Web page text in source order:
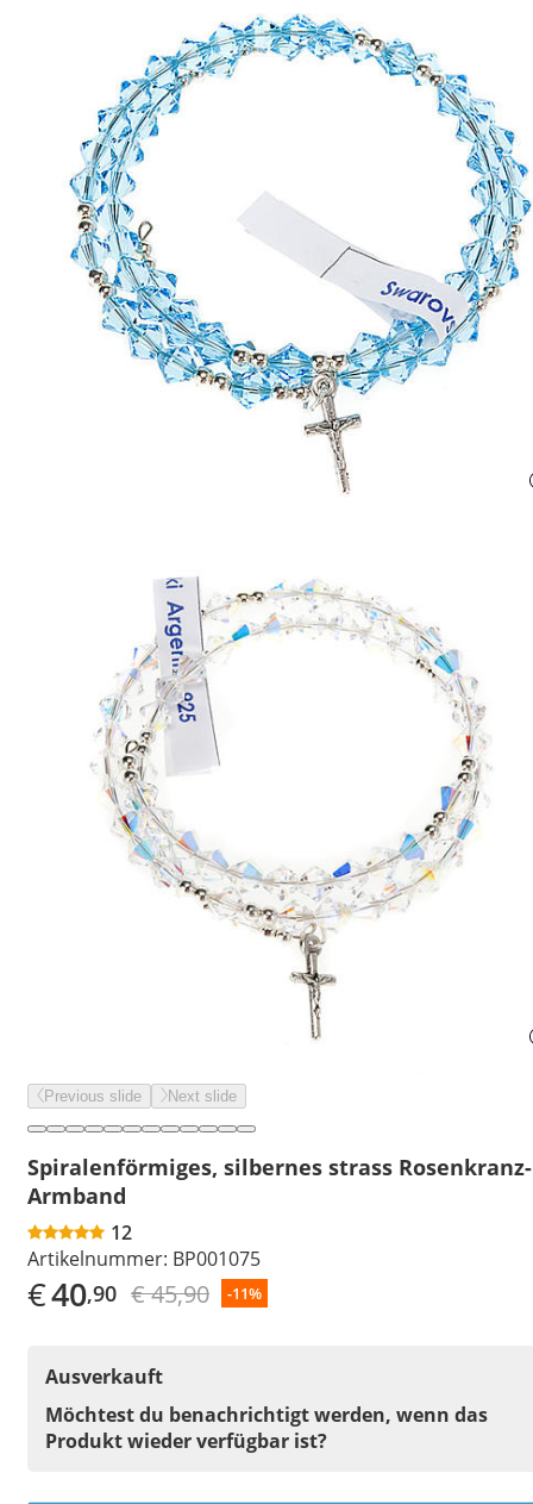
Previous slide Next slide
Spiralenförmiges, silbernes strass Rosenkranz-
Armband
12
Artikelnummer: BP001075
€40,90 € 45,90 -11%
Ausverkauft
Möchtest du benachrichtigt werden, wenn das
Produkt wieder verfügbar ist?